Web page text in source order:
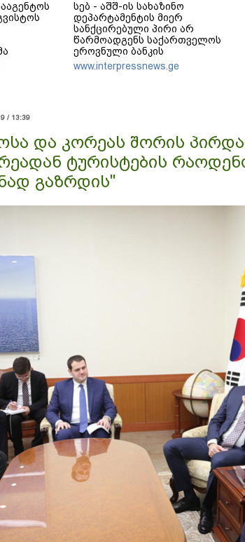
სებ - აშშ-ის სახაზინო
დეპარტამენტის მიერ
სანქცირებული პირი არ
წარმოადგენს საქართველოს
ეროვნული ბანკის
რეგულირებულ სუბიექტს
www.interpressnews.ge
/ 13:39
და კორეას შორის
ტურისტების
გაზრდის"